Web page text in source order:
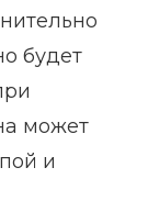
будет
может
и